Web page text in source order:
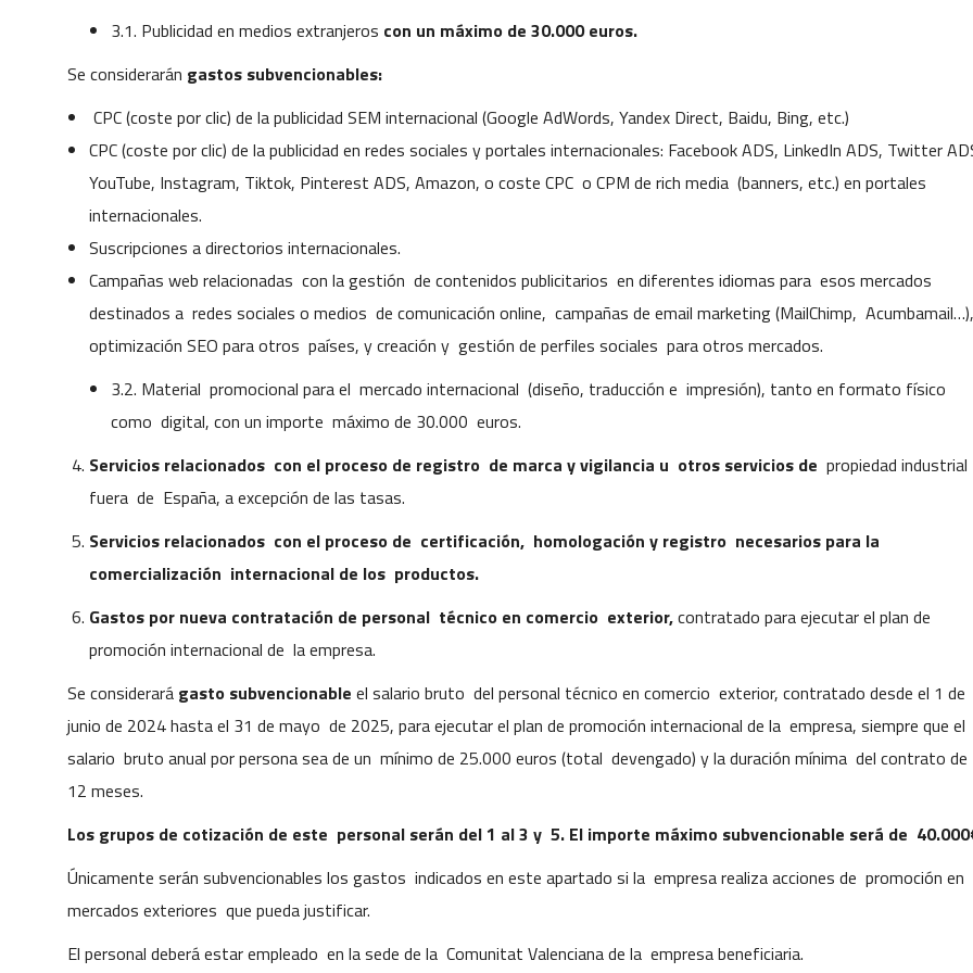
3.1. Publicidad en medios extranjeros con un máximo de 30.000 euros.
Se considerarán gastos subvencionables:
CPC (coste por clic) de la publicidad SEM internacional (Google AdWords, Yandex Direct, Baidu, Bing, etc.)
CPC (coste por clic) de la publicidad en redes sociales y portales internacionales: Facebook ADS, LinkedIn ADS, Twitter
YouTube, Instagram, Tiktok, Pinterest ADS, Amazon, o coste CPC o CPM de rich media (banners, etc.) en portales
internacionales.
Suscripciones a directorios internacionales.
Campañas web relacionadas con la gestión de contenidos publicitarios en diferentes idiomas para esos mercados
destinados a redes sociales o medios de comunicación online, campañas de email marketing (MailChimp,
optimización SEO para otros países, y creación y gestión de perfiles sociales para otros mercados.
3.2. Material promocional para el mercado internacional (diseño, traducción e impresión), tanto en formato físico
como digital, con un importe máximo de 30.000 euros.
Servicios relacionados con el proceso de registro de marca y vigilancia u otros servicios de propiedad industrial
fuera de España, a excepción de las tasas.
Servicios relacionados con el proceso de certificación, homologación y registro necesarios para la
comercialización internacional de los productos.
Gastos por nueva contratación de personal técnico en comercio exterior,contratado para ejecutar el plan de
promoción internacional de la empresa.
Se considerará gasto subvencionable el salario bruto del personal técnico en comercio exterior, contratado desde el 1 de
junio de 2024 hasta el 31 de mayo de 2025, para ejecutar el plan de promoción internacional de la empresa, siempre que el
salario bruto anual por persona sea de un mínimo de 25.000 euros (total devengado) y la duración mínima del contrato de
12 meses.
Los grupos de cotización de este personal serán del 1 al 3 y 5. El importe máximo subvencionable será de
Únicamente serán subvencionables los gastos indicados en este apartado si la empresa realiza acciones de promoción en
mercados exteriores que pueda justificar.
El personal deberá estar empleado en la sede de la Comunitat Valenciana de la empresa beneficiaria.